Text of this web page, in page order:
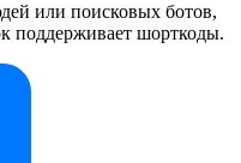
или поисковых ботов,
поддерживает шорткоды.